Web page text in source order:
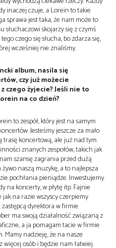
inaczej czuje, a Lorein to takie
sprawa jest taka, że nam może to
słuchaczowi skojarzy się z czymś
czego się słucha, bo zdarza się,
wcześniej nie znaliśmy.
album, nasila się
czy już możecie
czego żyjecie? Jeśli nie to
na co dzień?
to zespół, który jest na samym
Jesteśmy jeszcze za mało
trasę koncertową, ale już nad tym
znanych zespołów, takich jak
szansę zagrania przed dużą
naszą muzykę, a to najlepsza
pochłania pieniądze. Inwestujemy
na koncerty, w płytę itp. Fajnie
na razie wszyscy czerpiemy
dyrektora w firmie
ma swoją działalność związaną z
a ja pomagam tacie w firmie
Mamy nadzieję, że na nasze
osób i będzie nam łatwiej.